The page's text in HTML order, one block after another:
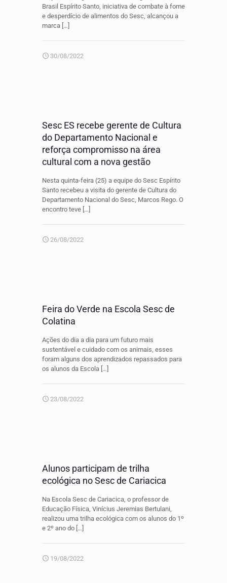
Brasil Espírito Santo, iniciativa de combate à fome
e desperdício de alimentos do Sesc, alcançou a
marca […]
30/08/2022
Sesc ES recebe gerente de Cultura
do Departamento Nacional e
reforça compromisso na área
cultural com a nova gestão
Nesta quinta-feira (25) a equipe do Sesc Espírito
Santo recebeu a visita do gerente de Cultura do
Departamento Nacional do Sesc, Marcos Rego. O
encontro teve […]
26/08/2022
Feira do Verde na Escola Sesc de
Colatina
Ações do dia a dia para um futuro mais
sustentável e cuidado com os animais, esses
foram alguns dos aprendizados repassados para
os alunos da Escola […]
23/08/2022
Alunos participam de trilha
ecológica no Sesc de Cariacica
Na Escola Sesc de Cariacica, o professor de
Educação Física, Vinícius Jeremias Bertulani,
realizou uma trilha ecológica com os alunos do 1º
e 2º ano do […]
19/08/2022